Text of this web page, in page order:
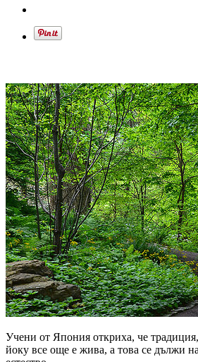
Учени от Япония откриха, че
йоку все още е жива, а това се дължи